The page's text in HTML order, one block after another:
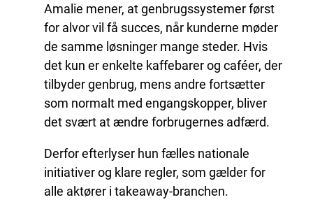
Amalie mener, at genbrugssystemer først
for alvor vil få succes, når kunderne møder
de samme løsninger mange steder. Hvis
det kun er enkelte kaffebarer og caféer, der
tilbyder genbrug, mens andre fortsætter
som normalt med engangskopper, bliver
det svært at ændre forbrugernes adfærd.
Derfor efterlyser hun fælles nationale
initiativer og klare regler, som gælder for
alle aktører i takeaway-branchen.